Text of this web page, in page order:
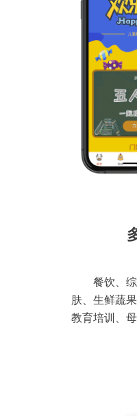
餐饮、
肤、生鲜蔬
教育培训、